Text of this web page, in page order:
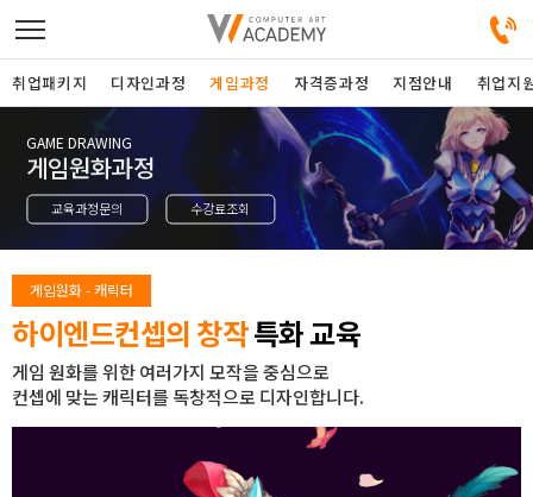
디자인정규과정
디자인단과과정
게임과정
자격증과정
커뮤니티
취업패키지 디자인과정 게임과정 자격증과정 지점안내 취업지
GAME DRAWING
게임원화과정
교육과정문의 수강료조회
게임원화 - 캐릭터
하이엔드컨셉의 창작특화 교육
게임 원화를 위한 여러가지 모작을 중심으로
컨셉에 맞는 캐릭터를 독창적으로 디자인합니다.